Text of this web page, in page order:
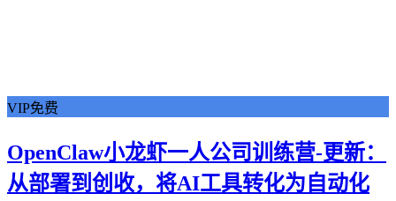
VIP免费
OpenClaw小龙虾一人公司训练营-更新：
从部署到创收，将AI工具转化为自动化